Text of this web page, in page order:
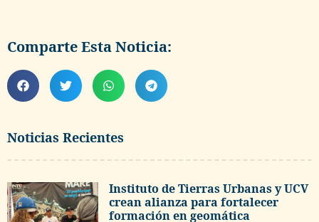
Noticias Recientes
Instituto de Tierras Urbanas y UCV
crean alianza para fortalecer
formación en geomática
Comparte Esta Noticia: